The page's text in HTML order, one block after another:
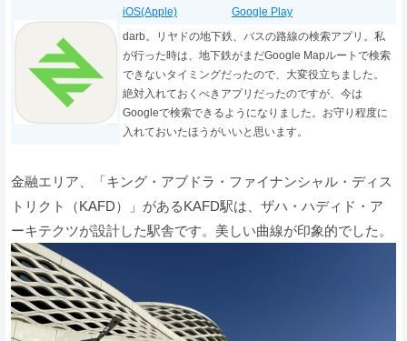
iOS(Apple)
Google Play
darb。リヤドの地下鉄、バスの路線の検索アプリ。私
が行った時は、地下鉄がまだGoogle Mapルートで検索
できないタイミングだったので、大変役立ちました。
絶対入れておくべきアプリだったのですが、今は
Googleで検索できるようになりました。お守り程度に
入れておいたほうがいいと思います。
金融エリア、「キング・アブドラ・ファイナンシャル・ディス
トリクト（KAFD）」があるKAFD駅は、ザハ・ハディド・ア
ーキテクツが設計した駅舎です。美しい曲線が印象的でした。